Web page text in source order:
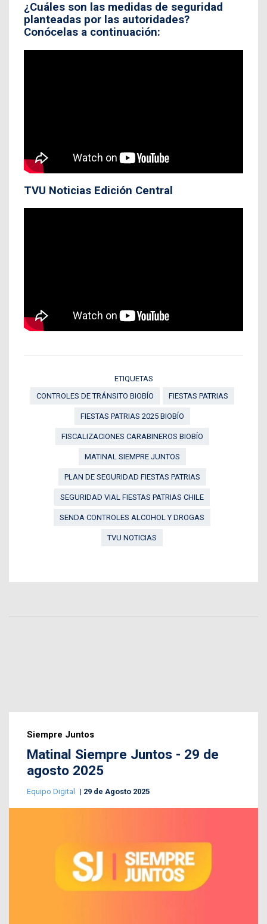
¿Cuáles son las medidas de seguridad
planteadas por las autoridades?
Conócelas a continuación:
TVU Noticias Edición Central
ETIQUETAS
CONTROLES DE TRÁNSITO BIOBÍO
FIESTAS PATRIAS
FIESTAS PATRIAS 2025 BIOBÍO
FISCALIZACIONES CARABINEROS BIOBÍO
MATINAL SIEMPRE JUNTOS
PLAN DE SEGURIDAD FIESTAS PATRIAS
SEGURIDAD VIAL FIESTAS PATRIAS CHILE
SENDA CONTROLES ALCOHOL Y DROGAS
TVU NOTICIAS
Siempre Juntos
Matinal Siempre Juntos - 29 de
agosto 2025
Equipo Digital 29 de Agosto 2025